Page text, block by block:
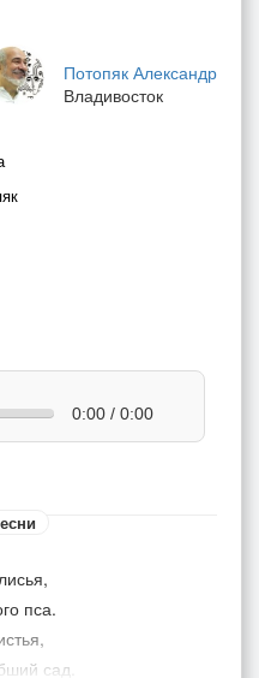
Потопяк Александр
Владивосток
0:00 / 0:00
пса.
сад.